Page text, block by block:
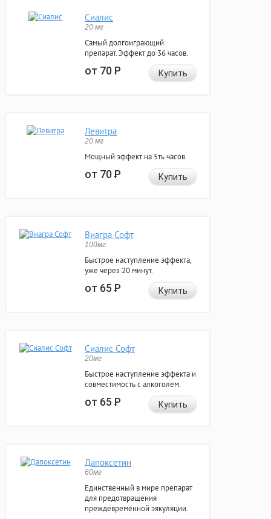
Сиалис
20 мг
Самый долгоиграющий
препарат. Эффект до 36 часов.
от 70Р Купить
Левитра
20 мг
Мощный эффект на 5ть часов.
от 70Р Купить
Виагра Софт
100мг
Быстрое наступление эффекта,
уже через 20 минут.
от 65Р Купить
Сиалис Софт
20мг
Быстрое наступление эффекта и
совместимость с алкоголем.
от 65Р Купить
Дапоксетин
60мг
Единственный в мире препарат
для предотвращения
преждевременной эякуляции.